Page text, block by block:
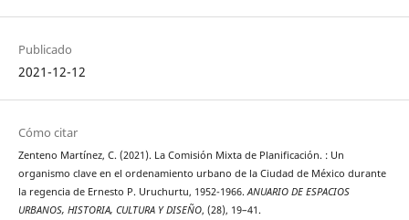
Publicado
2021-12-12
Cómo citar
Zenteno Martínez, C. (2021). La Comisión Mixta de Planificación. : Un
organismo clave en el ordenamiento urbano de la Ciudad de México durante
la regencia de Ernesto P. Uruchurtu, 1952-1966.ANUARIO DE ESPACIOS
URBANOS, HISTORIA, CULTURA Y DISEÑO, (28), 19–41.